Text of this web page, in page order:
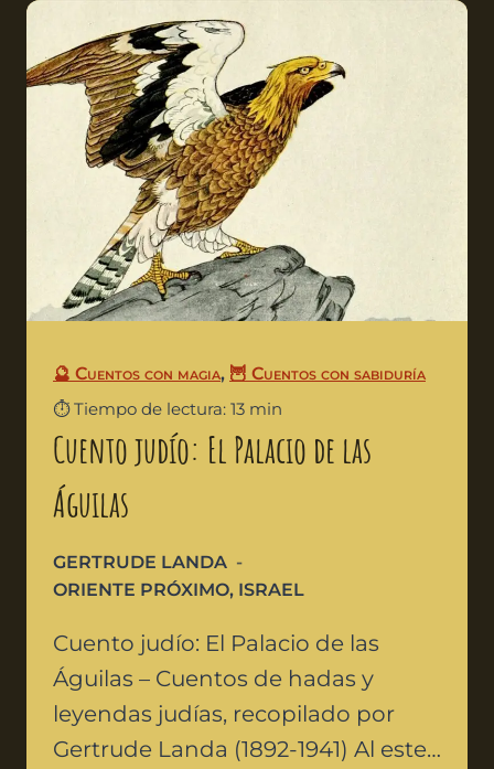
🔮 Cuentos con magia, 🦉 Cuentos con sabiduría
⏱️ Tiempo de lectura: 13 min
Cuento judío: El Palacio de las
Águilas
GERTRUDE LANDA
ORIENTE PRÓXIMO, ISRAEL
Cuento judío: El Palacio de las
Águilas – Cuentos de hadas y
leyendas judías, recopilado por
Gertrude Landa (1892-1941) Al este…